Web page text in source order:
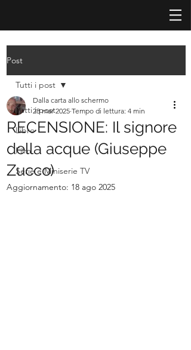
Post
Tutti i post
Libro
Film
Serie e Miniserie TV
Tutti i post
RECENSIONE: Il signore
della acque (Giuseppe
Zucco)
Dalla carta allo schermo
28 mar 2025 Tempo di lettura: 4 min
Aggiornamento: 18 ago 2025